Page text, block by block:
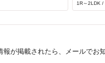
1R～2LDK
が掲載されたら、メールでお